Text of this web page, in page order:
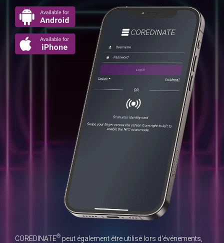
COREDINATE® peut également être utilisé lors d'événements,